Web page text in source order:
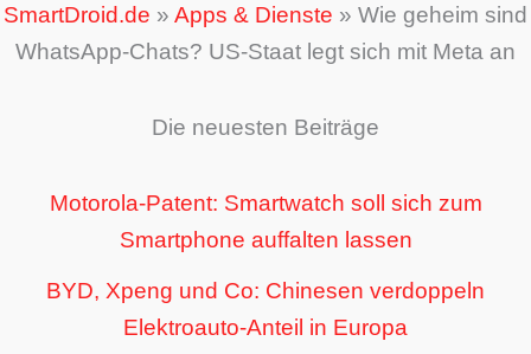
SmartDroid.de » Apps & Dienste » Wie geheim sind
WhatsApp-Chats? US-Staat legt sich mit Meta an
Die neuesten Beiträge
Motorola-Patent: Smartwatch soll sich zum
Smartphone auffalten lassen
BYD, Xpeng und Co: Chinesen verdoppeln
Elektroauto-Anteil in Europa